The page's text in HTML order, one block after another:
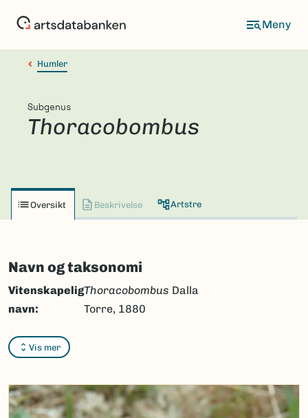
Humler
Subgenus
Thoracobombus
Oversikt Beskrivelse Artstre
Navn og taksonomi
Vis mer
Vitenskapelig
navn:
Thoracobombus Dalla
Torre, 1880
Synonymer:
Bokmål:Ingen
Nynorsk:Ingen
Nordsamisk/Davvisámegiella:
Ingen